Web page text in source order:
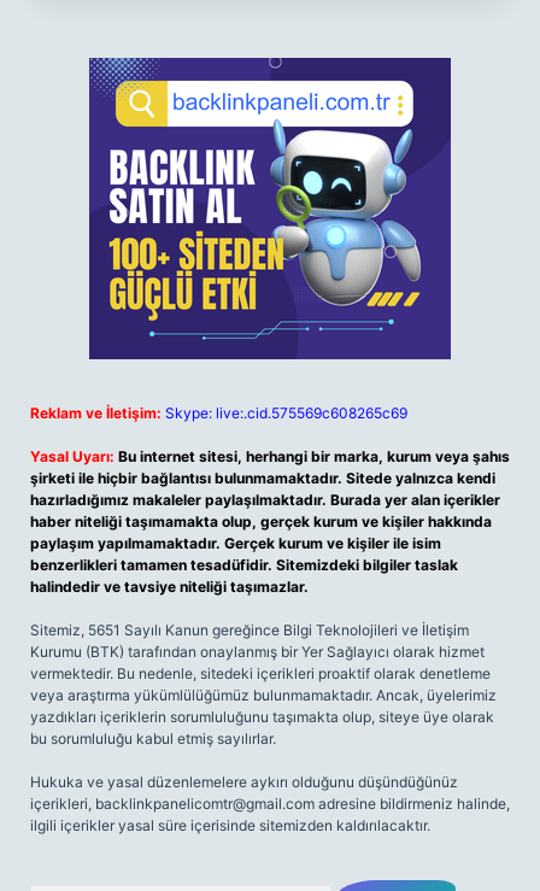
Reklam ve İletişim: Skype: live:.cid.575569c608265c69
Yasal Uyarı: Bu internet sitesi, herhangi bir marka, kurum veya şahıs
şirketi ile hiçbir bağlantısı bulunmamaktadır. Sitede yalnızca kendi
hazırladığımız makaleler paylaşılmaktadır. Burada yer alan içerikler
haber niteliği taşımamakta olup, gerçek kurum ve kişiler hakkında
paylaşım yapılmamaktadır. Gerçek kurum ve kişiler ile isim
benzerlikleri tamamen tesadüfidir. Sitemizdeki bilgiler taslak
halindedir ve tavsiye niteliği taşımazlar.
Sitemiz, 5651 Sayılı Kanun gereğince Bilgi Teknolojileri ve İletişim
Kurumu (BTK) tarafından onaylanmış bir Yer Sağlayıcı olarak hizmet
vermektedir. Bu nedenle, sitedeki içerikleri proaktif olarak denetleme
veya araştırma yükümlülüğümüz bulunmamaktadır. Ancak, üyelerimiz
yazdıkları içeriklerin sorumluluğunu taşımakta olup, siteye üye olarak
bu sorumluluğu kabul etmiş sayılırlar.
Hukuka ve yasal düzenlemelere aykırı olduğunu düşündüğünüz
içerikleri, backlinkpanelicomtr@gmail.com adresine bildirmeniz halinde,
ilgili içerikler yasal süre içerisinde sitemizden kaldırılacaktır.